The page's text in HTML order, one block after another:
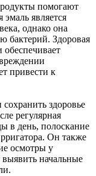
помогают
эмаль является
однако она
бактерий. Здоровая
привести к
здоровье
регулярная
в день, полоскание
Он также
осмотры у
начальные